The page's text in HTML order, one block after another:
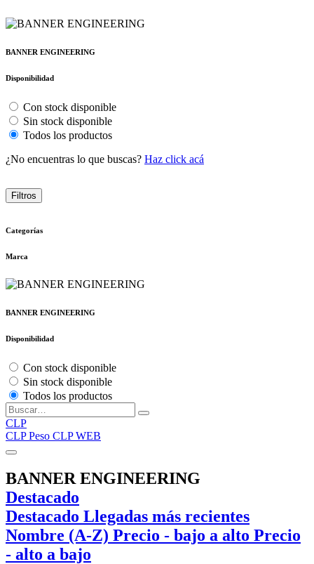
BANNER ENGINEERING
Disponibilidad
Con stock disponible
Sin stock disponible
Todos los productos
¿No encuentras lo que buscas? Haz click acá
Filtros
Categorías
Marca
BANNER ENGINEERING
Disponibilidad
Con stock disponible
Sin stock disponible
Todos los productos
CLP
CLP Peso CLP WEB
BANNER ENGINEERING
Destacado
Destacado Llegadas más recientes
Nombre (A-Z) Precio - bajo a alto Precio
- alto a bajo